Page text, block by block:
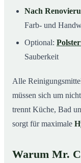
Nach
Farb- und
Optional:
Sauberkeit
Alle
müssen sich um
trennt Küche, Bad
sorgt für maximale
Warum Mr.